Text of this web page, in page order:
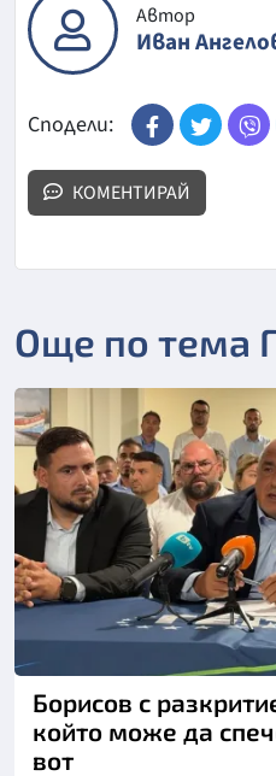
Автор
Иван
Сподели:
КОМЕНТИРАЙ
Още по тема
Борисов с
който може да
вот